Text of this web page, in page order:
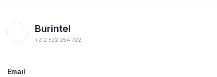
Burintel
+212 522 254 722
Email